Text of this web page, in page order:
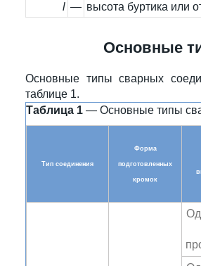
l — высота буртика или
Основные
Основные типы сварных
таблице 1.
Таблица 1 — Основные типы
Тип соединения
Форма
подготовленных
кромок